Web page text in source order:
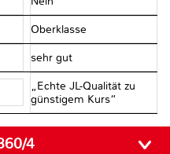
Oberklasse
sehr gut
„Echte JL-Qualität zu
günstigem Kurs“
4